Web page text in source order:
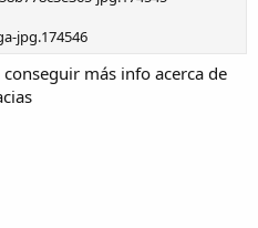
más info acerca de